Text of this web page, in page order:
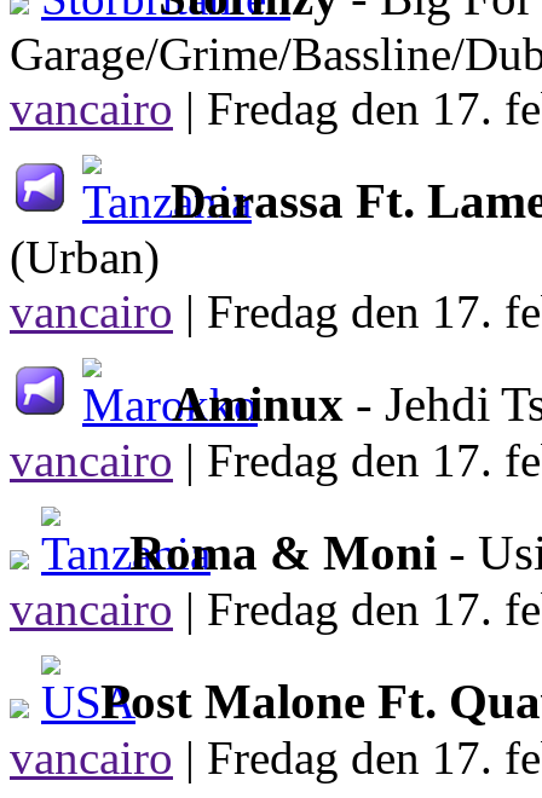
Garage/Grime/Bassline/
vancairo | Fredag den 17.
Darassa Ft.
(Urban)
vancairo | Fredag den 17.
Aminux - Jehdi
vancairo | Fredag den 17.
Roma & Moni -
vancairo | Fredag den 17.
Post Malone Ft.
vancairo | Fredag den 17.